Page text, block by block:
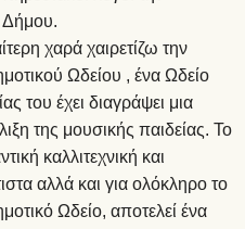
Δήμου.
χαρά χαιρετίζω την
Ωδείου , ένα Ωδείο
του έχει διαγράψει μια
της μουσικής παιδείας. Το
καλλιτεχνική και
αλλά και για ολόκληρο το
Ωδείο, αποτελεί ένα